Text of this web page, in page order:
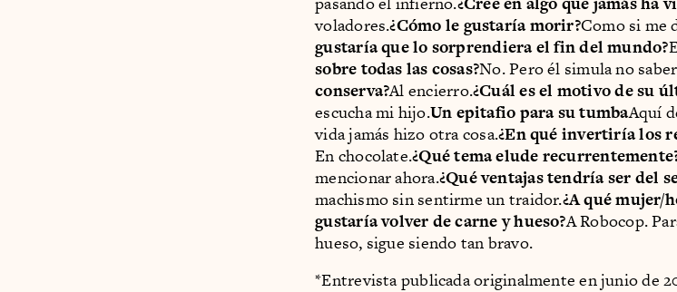
voladores.¿Cómo le gustaría morir?Como si me
gustaría que lo sorprendiera el fin del mundo?
sobre todas las cosas?No. Pero él simula no
conserva?Al encierro.¿Cuál es el motivo de su
escucha mi hijo.Un epitafio para su tumbaAquí
vida jamás hizo otra cosa.¿En qué invertiría los
En chocolate.¿Qué tema elude
mencionar ahora.¿Qué ventajas tendría ser del
machismo sin sentirme un traidor.¿A qué mujer/
gustaría volver de carne y hueso?A Robocop.
hueso, sigue siendo tan bravo.
*Entrevista publicada originalmente en junio de